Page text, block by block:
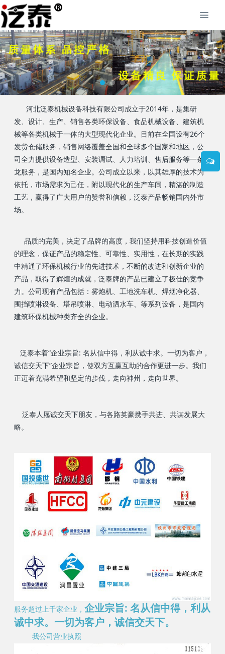
河北泛泰机械设备科技有限公司成立于2014年，是集研
发、设计、生产、销售各类环保设备、食品机械设备、建筑机
械等各类机械于一体的大型现代化企业。目前在全国设有26个
发货仓储服务，销售网络覆盖全国和全球多个国家和地区，公
司全力提供设备造型、安装调试、人力培训、售后服务等一条
龙服务，是国内知名企业。公司成立以来，以其雄厚的技术为
依托，市场需求为己任，附以现代化的生产车间，精湛的制造
工艺，赢得了广大用户的赞誉和信赖，泛泰产品畅销国内外市
场。
品质的完美，决定了品牌的高度，我们坚持用科技创造价值
的理念，保证产品的稳定性、可靠性、实用性，在长期的实践
中精通了环保机械行业的先进技术，不断的改进和创新企业的
产品，取得了辉煌的成就，泛泰牌的产品已建立了极佳的竞争
力。公司现有产品包括：雾炮机、工地洗车机、焊烟净化器、
围挡喷淋设备、塔吊喷淋、电动洒水车、等系列设备，是国内
建筑环保机械种类齐全的企业。
泛泰本着“企业宗旨: 名从信中得，利从诚中求。一切为客户，
诚信交天下”企业宗旨，使双方互赢互助的合作更进一步。我们
正迈着充满希望和坚定的步伐，走向神州，走向世界。
泛泰人愿诚交天下朋友，与各路英豪携手共进、共谋发展大
略。
服务超过上千家企业，企业宗旨: 名从信中得，利从
诚中求。一切为客户，诚信交天下。
我公司营业执照